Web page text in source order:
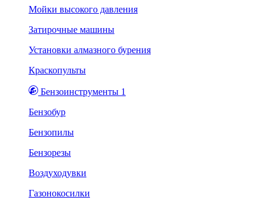
Мойки высокого давления
Затирочные машины
Установки алмазного бурения
Краскопульты
Бензоинструменты 1
Бензобур
Бензопилы
Бензорезы
Воздуходувки
Газонокосилки